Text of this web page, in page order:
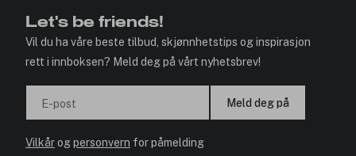
Let's be friends!
Vil du ha våre beste tilbud, skjønnhetstips og inspirasjon
rett i innboksen? Meld deg på vårt nyhetsbrev!
E-post Meld deg på
Vilkårogpersonvern for påmelding